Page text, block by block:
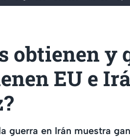
obtienen y
EU e
guerra en Irán muestra